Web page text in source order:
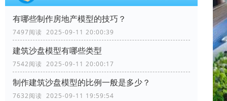
有哪些制作房地产模型的技巧？
7497阅读 2025-09-11 20:00:39
建筑沙盘模型有哪些类型
7542阅读 2025-09-11 20:00:17
制作建筑沙盘模型的比例一般是多少？
7632阅读 2025-09-11 19:59:54